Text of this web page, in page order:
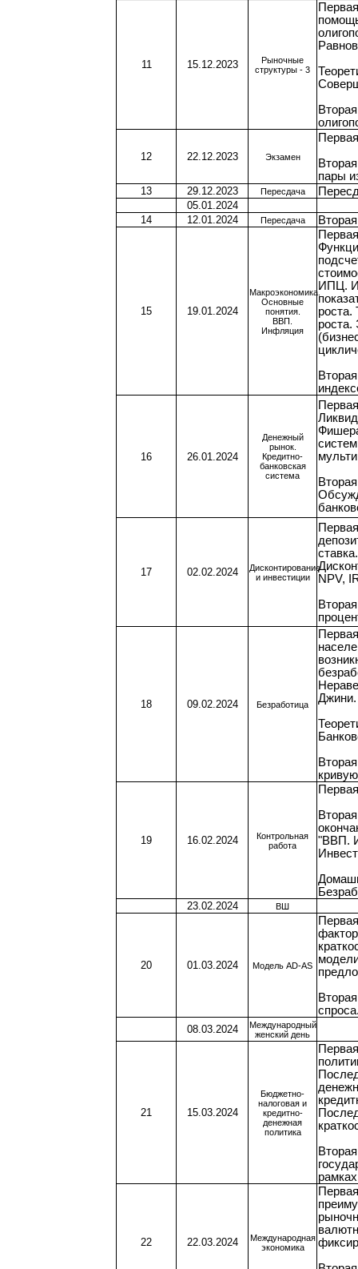
11 15.12.2023
Рыночные
структуры - 3
12 22.12.2023 Экзамен
пары
13 29.12.2023 Пересдача
05.01.2024
14
12.01.2024 Пересдача
15 19.01.2024
Макроэкономика.
Основные
понятия.
ВВП.
Инфляция
ИПЦ.
роста.
роста.
16 26.01.2024
Денежный
рынок.
Кредитно-
банковская
система
17 02.02.2024
Дисконтирование
и инвестиции
NPV,
18 09.02.2024 Безработица
Джини.
19 16.02.2024
Контрольная
работа
"ВВП.
23.02.2024 ВШ
20 01.03.2024 Модель AD-AS
08.03.2024
Международный
женский день
21 15.03.2024
Бюджетно-
налоговая и
кредитно-
денежная
политика
22 22.03.2024
Международная
экономика